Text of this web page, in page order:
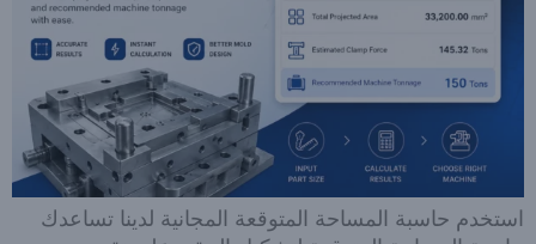
استخدم حاسبة المساحة المتوقعة المجانية لدينا تساعدك